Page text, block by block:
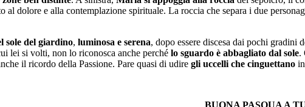
al dolore e alla contemplazione spirituale. La roccia che separa i due
sole del giardino, luminosa e serena, dopo essere discesa dai pochi gradini
lei si volti, non lo riconosca anche perché lo sguardo è abbagliato dal sole.
il ricordo della Passione. Pare quasi di udire gli uccelli che cinguettano